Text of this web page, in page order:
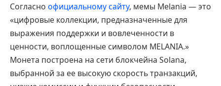
Согласно официальному сайту, мемы Melania — это
«цифровые коллекции, предназначенные для
выражения поддержки и вовлеченности в
ценности, воплощенные символом MELANIA.»
Монета построена на сети блокчейна Solana,
выбранной за ее высокую скорость транзакций,